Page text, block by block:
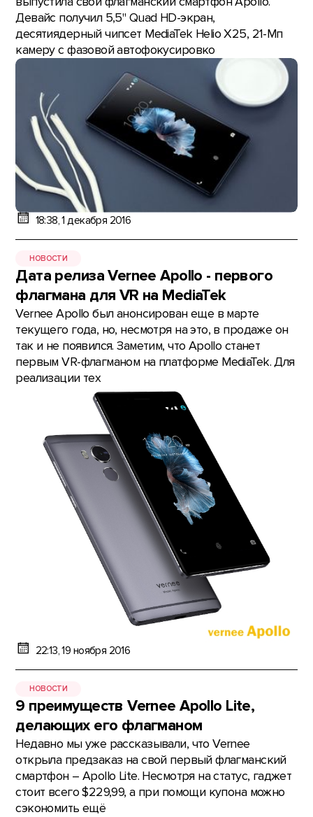
Девайс получил 5,5" Quad HD-экран,
десятиядерный чипсет MediaTek Helio X25, 21-Мп
камеру с фазовой автофокусировко
18:38, 1 декабря 2016
НОВОСТИ
Дата релиза Vernee Apollo - первого
флагмана для VR на MediaTek
Vernee Apollo был анонсирован еще в марте
текущего года, но, несмотря на это, в продаже он
так и не появился. Заметим, что Apollo станет
первым VR-флагманом на платформе MediaTek. Для
реализации тех
22:13, 19 ноября 2016
НОВОСТИ
9 преимуществ Vernee Apollo Lite,
делающих его флагманом
Недавно мы уже рассказывали, что Vernee
открыла предзаказ на свой первый флагманский
смартфон – Apollo Lite. Несмотря на статус, гаджет
стоит всего $229,99, а при помощи купона можно
сэкономить ещё